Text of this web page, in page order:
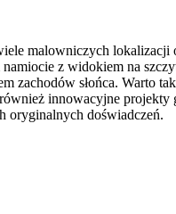
malowniczych
z widokiem na
zachodów słońca. Warto
innowacyjne
oryginalnych doświadczeń.